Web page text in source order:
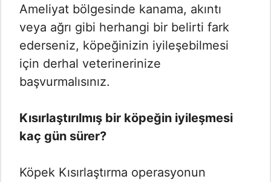
Ameliyat bölgesinde kanama, akıntı
veya ağrı gibi herhangi bir belirti fark
ederseniz, köpeğinizin iyileşebilmesi
için derhal veterinerinize
başvurmalısınız.
Kısırlaştırılmış bir köpeğin iyileşmesi
kaç gün sürer?
Köpek Kısırlaştırma operasyonun